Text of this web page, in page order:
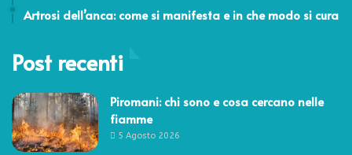
Artrosi dell’anca: come si manifesta e in che modo si cura
Post recenti
Piromani: chi sono e cosa cercano nelle
fiamme
5 Agosto 2026